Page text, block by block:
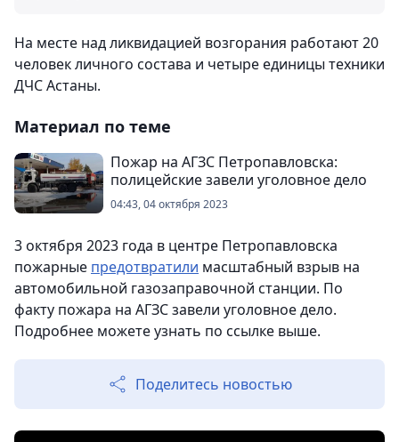
На месте над ликвидацией возгорания работают 20
человек личного состава и четыре единицы техники
ДЧС Астаны.
Материал по теме
Пожар на АГЗС Петропавловска:
полицейские завели уголовное дело
04:43, 04 октября 2023
3 октября 2023 года в центре Петропавловска
пожарные предотвратили масштабный взрыв на
автомобильной газозаправочной станции. По
факту пожара на АГЗС завели уголовное дело.
Подробнее можете узнать по ссылке выше.
Поделитесь новостью